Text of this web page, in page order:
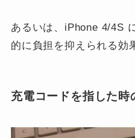
あるいは、iPhone 4/4S
的に負担を抑えられる
充電コードを指した時